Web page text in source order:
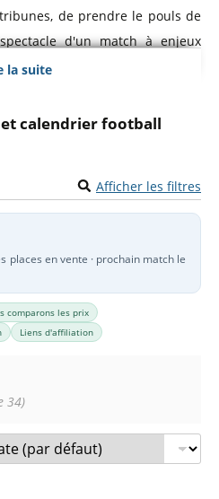
de prendre le pouls de
d'un match à enjeux
vos billets pour Al-Nassr, vous
une communauté unie par la
jeu.
atteint son paroxysme lorsque
leur présence décuplant
là pour être témoin de la
Cristiano Ronaldo, ou de la
de Sadio Mané. Chaque
talents de classe mondiale, et
vous êtes assuré de faire
et à chaque but qu'ils
un jeu ; c’est une
qui ne peut être
direct.
la suite
et calendrier football
Afficher les filtres
places en vente · prochain match le
comparons les prix
Liens d'affiliation
34)
: Al-Nassr FC. Colonne 1 :